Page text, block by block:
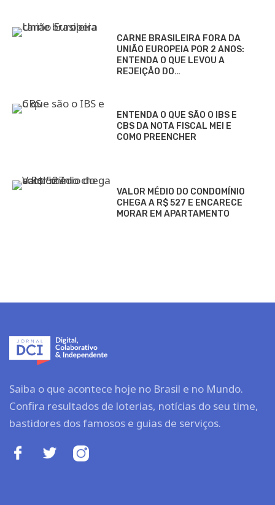
CARNE BRASILEIRA FORA DA
UNIÃO EUROPEIA POR 2 ANOS:
ENTENDA O QUE LEVOU A
REJEIÇÃO DO…
ENTENDA O QUE SÃO O IBS E
CBS DA NOTA FISCAL MEI E
COMO PREENCHER
VALOR MÉDIO DO CONDOMÍNIO
CHEGA A R$ 527 E ENCARECE
MORAR EM APARTAMENTO
Saiba o que acontece hoje no Brasil e no Mundo.
Confira resultados de loterias, notícias do seu time,
bastidores dos famosos e guias de serviços.